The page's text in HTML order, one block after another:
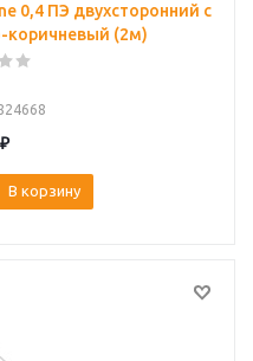
0,4 ПЭ двухсторонний с
коричневый (2м)
₽
В корзину